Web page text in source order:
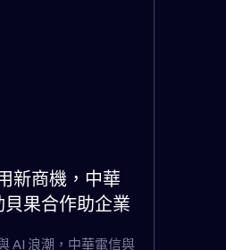
新商機，中華
貝果合作助企業
AI 浪潮，中華電信與